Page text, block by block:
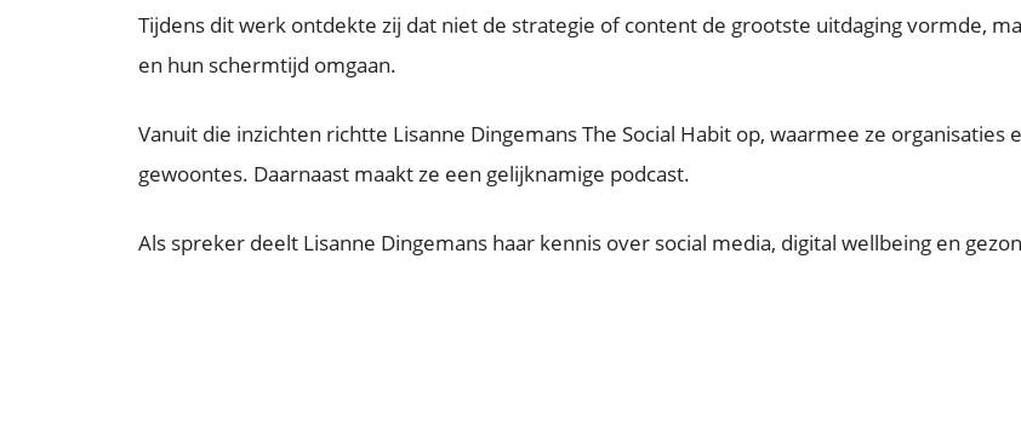
Tijdens dit werk ontdekte zij dat niet de strategie of content de grootste uitdaging vormde,
en hun schermtijd omgaan.
Vanuit die inzichten richtte Lisanne Dingemans The Social Habit op, waarmee ze
gewoontes. Daarnaast maakt ze een gelijknamige podcast.
Als spreker deelt Lisanne Dingemans haar kennis over social media, digital wellbeing en